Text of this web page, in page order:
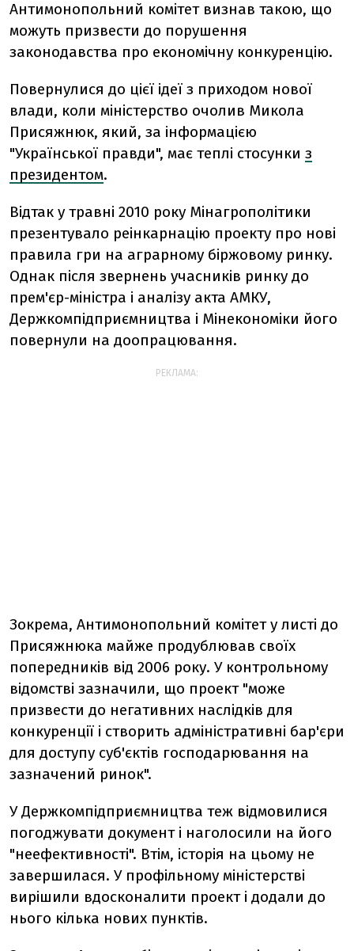
Антимонопольний комітет визнав такою, що
можуть призвести до порушення
законодавства про економічну конкуренцію.
Повернулися до цієї ідеї з приходом нової
влади, коли міністерство очолив Микола
Присяжнюк, який, за інформацією
"Української правди", має теплі стосунки з
президентом.
Відтак у травні 2010 року Мінагрополітики
презентувало реінкарнацію проекту про нові
правила гри на аграрному біржовому ринку.
Однак після звернень учасників ринку до
прем'єр-міністра і аналізу акта АМКУ,
Держкомпідприємництва і Мінекономіки його
повернули на доопрацювання.
РЕКЛАМА:
Зокрема, Антимонопольний комітет у листі до
Присяжнюка майже продублював своїх
попередників від 2006 року. У контрольному
відомстві зазначили, що проект "може
призвести до негативних наслідків для
конкуренції і створить адміністративні бар'єри
для доступу суб'єктів господарювання на
зазначений ринок".
У Держкомпідприємництва теж відмовилися
погоджувати документ і наголосили на його
"неефективності". Втім, історія на цьому не
завершилася. У профільному міністерстві
вирішили вдосконалити проект і додали до
нього кілька нових пунктів.